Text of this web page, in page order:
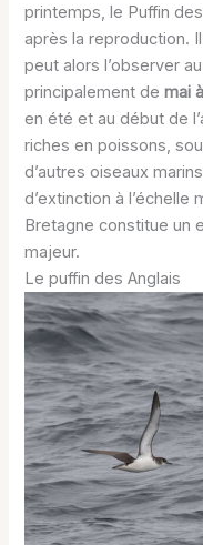
printemps, le Puffin
après la reproduction.
peut alors l’observer
principalement demai
en été et au début de
riches en poissons,
d’autres oiseaux
d’extinction à
Bretagne constitue un
majeur.
Le puffin des Anglais